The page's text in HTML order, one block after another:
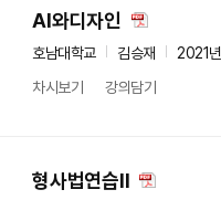
AI와디자인
호남대학교 김승재
2021
차시보기
강의담기
형사법연습II